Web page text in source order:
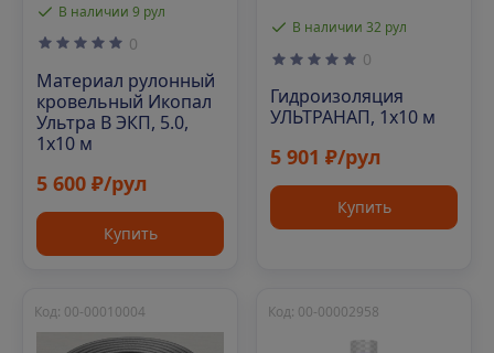
В наличии 9 рул
0
Материал рулонный
кровельный Икопал
Ультра В ЭКП, 5.0,
1х10 м
5 600 ₽/рул
Купить
В наличии 32 рул
0
Гидроизоляция
УЛЬТРАНАП, 1х10 м
5 901 ₽/рул
Купить
Код: 00-00010004 Код: 00-00002958